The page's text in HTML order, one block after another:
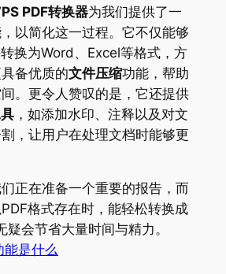
PDF转换器为我们提供了一
以简化这一过程。它不仅能够
换为Word、Excel等格式，方
备优质的文件压缩功能，帮助
。更令人赞叹的是，它还提供
，如添加水印、注释以及对文
，让用户在处理文档时能够更
正在准备一个重要的报告，而
格式存在时，能轻松转换成
会节省大量时间与精力。
能是什么